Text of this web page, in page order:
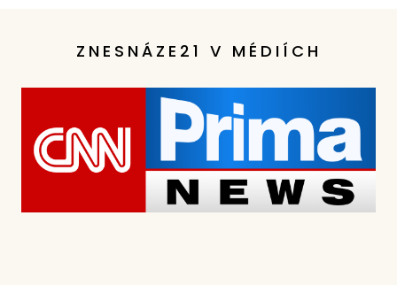
ZNESNÁZE21 V MÉDIÍCH